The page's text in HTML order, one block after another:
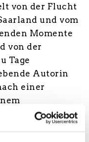
von der Flucht
und vom
Momente
von der
Tage
Autorin
einer
ihrer
Romane im